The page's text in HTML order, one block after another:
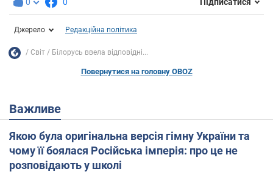
Джерело Редакційна політика
Світ Білорусь ввела відповідні...
Повернутися на головну OBOZ
Важливе
Якою була оригінальна версія гімну України та
чому її боялася Російська імперія: про це не
розповідають у школі